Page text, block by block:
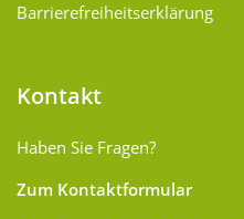
Barrierefreiheitserklärung
Kontakt
Haben Sie Fragen?
Zum Kontaktformular